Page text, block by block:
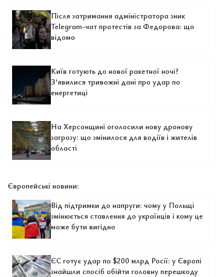
Після затримання адміністратора зник
Telegram-чат протестів за Федорова: що
відомо
Київ готують до нової ракетної ночі?
З’явилися тривожні дані про удар по
енергетиці
На Херсонщині оголосили нову дронову
загрозу: що змінилося для водіїв і жителів
області
Європейські новини:
Від підтримки до напруги: чому у Польщі
змінюється ставлення до українців і кому це
може бути вигідно
ЄС готує удар по $200 млрд Росії: у Європі
знайшли спосіб обійти головну перешкоду